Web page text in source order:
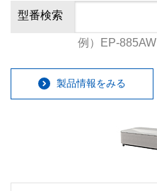
型番検索
例）EP-885AW
製品情報をみる